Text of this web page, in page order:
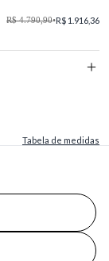
R$ 4.790,90•R$ 1.916,36
Tabela de medidas